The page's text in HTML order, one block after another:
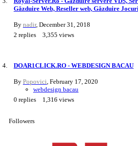
Găzduire Web, Reseller web, Găzduire Jocuri
By nadir, December 31, 2018
2 replies 3,355 views
DOAR1CLICK.RO - WEBDESIGN BACAU
By Popovici, February 17, 2020
webdesign bacau
0 replies 1,316 views
Followers